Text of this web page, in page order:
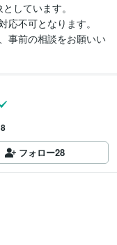
しています。
応不可となります。
事前の相談をお願いい
フォロー28